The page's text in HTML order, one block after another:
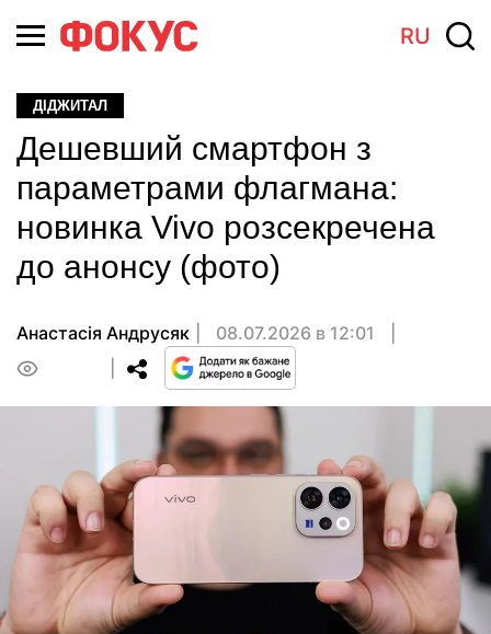
RU
ДІДЖИТАЛ
Дешевший смартфон з
параметрами флагмана:
новинка Vivo розсекречена
до анонсу (фото)
Анастасiя Андрусяк
08.07.2026 в 12:01